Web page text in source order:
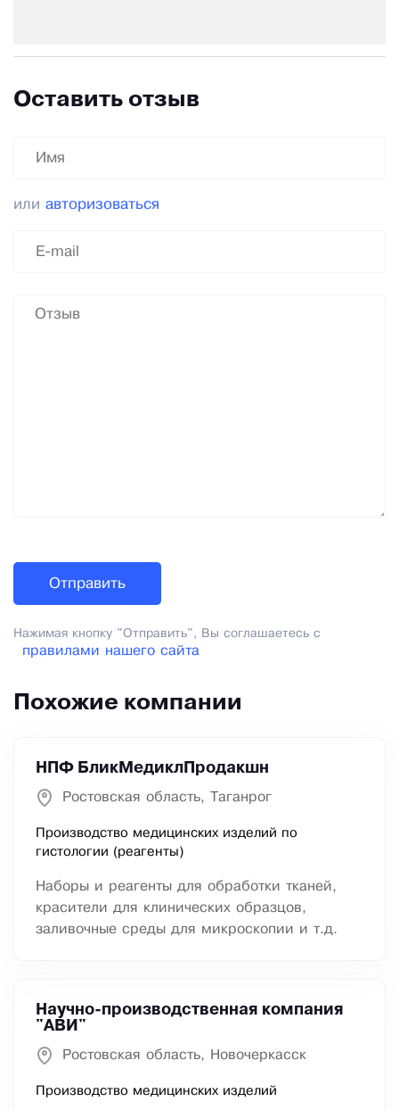
Оставить отзыв
или авторизоваться
Нажимая кнопку "Отправить", Вы соглашаетесь с
правилами нашего сайта
Похожие компании
НПФ БликМедиклПродакшн
Ростовская область, Таганрог
Производство медицинских изделий по
гистологии (реагенты)
Наборы и реагенты для обработки тканей,
красители для клинических образцов,
заливочные среды для микроскопии и т.д.
Научно-производственная компания
"АВИ"
Ростовская область, Новочеркасск
Производство медицинских изделий